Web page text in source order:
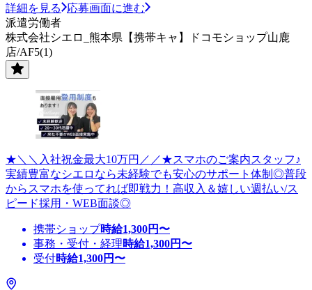
詳細を見る
応募画面に進む
派遣労働者
株式会社シエロ_熊本県【携帯キャ】ドコモショップ山鹿
店/AF5(1)
★＼＼入社祝金最大10万円／／★スマホのご案内スタッフ♪
実績豊富なシエロなら未経験でも安心のサポート体制◎普段
からスマホを使ってれば即戦力！高収入＆嬉しい週払い/ス
ピード採用・WEB面談◎
携帯ショップ時給1,300円〜
事務・受付・経理時給1,300円〜
受付時給1,300円〜